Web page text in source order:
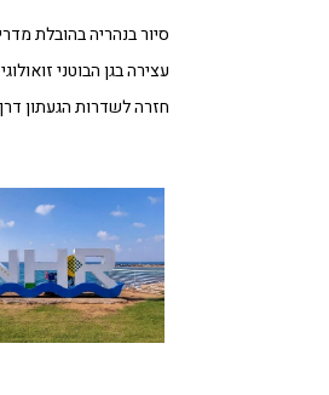
סיור בנהריה בהובלת
עצירה בגן הבוטני
חזרה לשדרות הגעתון